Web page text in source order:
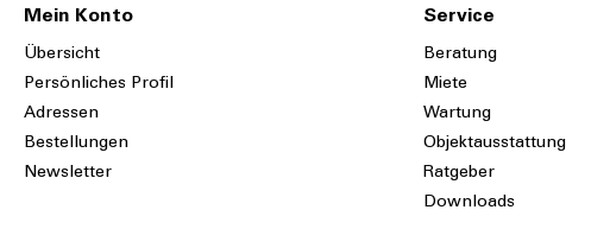
Mein Konto
Übersicht
Persönliches Profil
Adressen
Bestellungen
Newsletter
Service
Beratung
Miete
Wartung
Objektausstattung
Ratgeber
Downloads